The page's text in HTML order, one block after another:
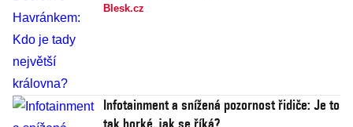
Blesk.cz
Infotainment a snížená pozornost řidiče: Je to
tak horké, jak se říká?